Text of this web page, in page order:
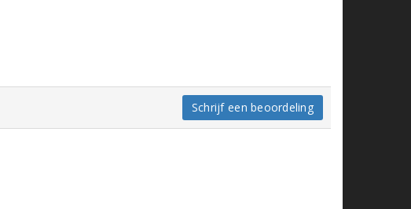
Schrijf een beoordeling